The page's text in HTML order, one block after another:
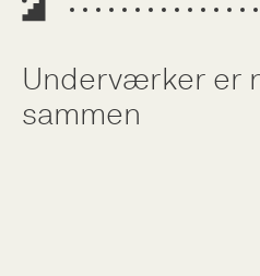
Underværker er
sammen